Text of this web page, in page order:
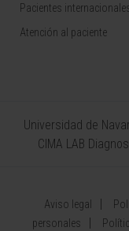
Pacientes
Atención al paciente
Universidad de
CIMA LAB
Aviso legal
personales